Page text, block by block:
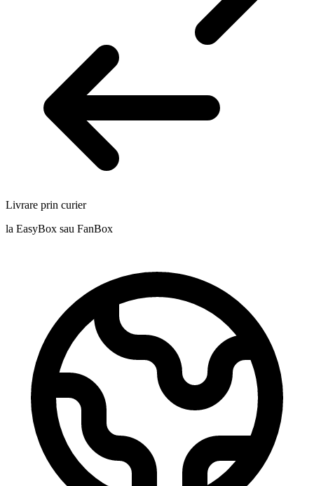
Livrare prin curier
la EasyBox sau FanBox